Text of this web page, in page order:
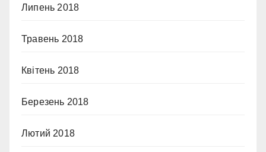
Липень 2018
Травень 2018
Квітень 2018
Березень 2018
Лютий 2018